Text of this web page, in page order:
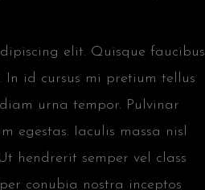
elit. Quisque faucibus
In id cursus mi pretium tellus
urna tempor. Pulvinar
egestas. Iaculis massa nisl
hendrerit semper vel class
conubia nostra inceptos